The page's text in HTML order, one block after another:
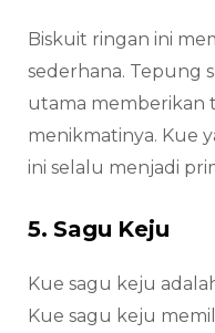
Biskuit ringan ini
sederhana. Tepung
utama memberikan
menikmatinya. Kue
ini selalu menjadi
5. Sagu Keju
Kue sagu keju
Kue sagu keju